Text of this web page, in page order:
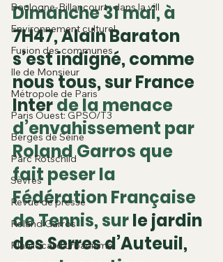
Boulogne-Billancourt : dans la vill
Environnement culturel
Fusion des communes
Ile de Monsieur
Métropole de Paris
Paris Ouest: GPSO/T3
Berges de Seine
Parc Rotschild
Sèvres
Revue de presse
Roland Garros
Plan local d'urbanisme
Dimanche 31 mai, à
7H47, Alain Baraton
s’est indigné, comme
nous tous, sur France
Inter de la menace
d’envahissement par
Roland Garros que
fait peser la
Fédération Française
de Tennis, sur le jardin
des Serres d’Auteuil,